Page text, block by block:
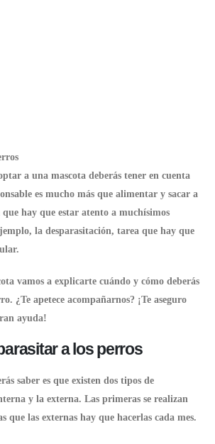
a una mascota deberás tener en cuenta
es mucho más que alimentar y sacar a
hay que estar atento a muchísimos
la desparasitación, tarea que hay que
vamos a explicarte cuándo y cómo deberás
. ¿Te apetece acompañarnos? ¡Te aseguro
ayuda!
a los perros
saber es que existen dos tipos de
y la externa. Las primeras se realizan
que las externas hay que hacerlas cada mes.